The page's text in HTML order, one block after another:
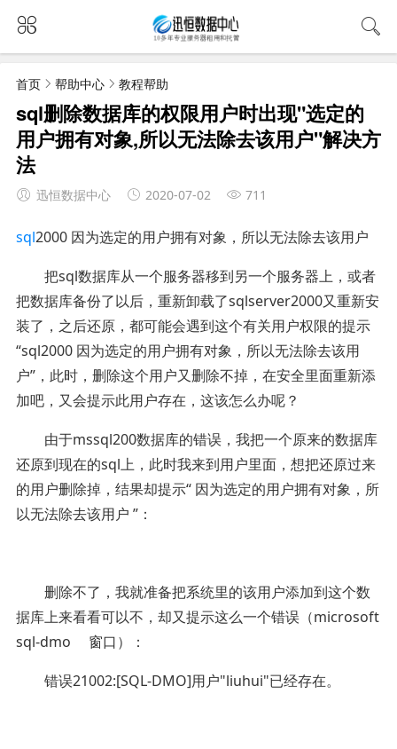
首页 帮助中心 教程帮助
sql删除数据库的权限用户时出现"选定的
用户拥有对象,所以无法除去该用户"解决方
法
迅恒数据中心 2020-07-02 711
sql2000 因为选定的用户拥有对象，所以无法除去该用户
把sql数据库从一个服务器移到另一个服务器上，或者
把数据库备份了以后，重新卸载了sqlserver2000又重新安
装了，之后还原，都可能会遇到这个有关用户权限的提示
“sql2000 因为选定的用户拥有对象，所以无法除去该用
户”，此时，删除这个用户又删除不掉，在安全里面重新添
加吧，又会提示此用户存在，这该怎么办呢？
由于mssql200数据库的错误，我把一个原来的数据库
还原到现在的sql上，此时我来到用户里面，想把还原过来
的用户删除掉，结果却提示“ 因为选定的用户拥有对象，所
以无法除去该用户 ”：
删除不了，我就准备把系统里的该用户添加到这个数
据库上来看看可以不，却又提示这么一个错误（microsoft
sql-dmo 窗口）：
错误21002:[SQL-DMO]用户"liuhui"已经存在。